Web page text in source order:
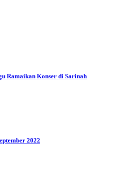
Ramaikan Konser di Sarinah
2022